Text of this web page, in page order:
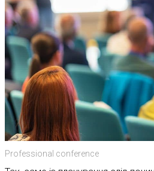
Professional conference